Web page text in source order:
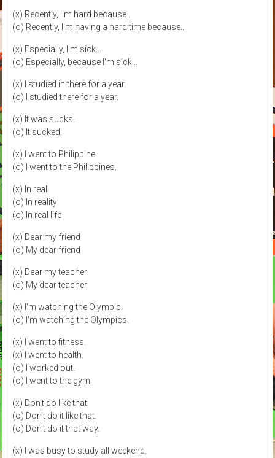
(x) Recently, I'm hard because...
(o) Recently, I'm having a hard time because...
(x) Especially, I'm sick...
(o) Especially, because I'm sick...
(x) I studied in there for a year.
(o) I studied there for a year.
(x) It was sucks.
(o) It sucked.
(x) I went to Philippine.
(o) I went to the Philippines.
(x) In real
(o) In reality
(o) In real life
(x) Dear my friend
(o) My dear friend
(x) Dear my teacher
(o) My dear teacher
(x) I'm watching the Olympic.
(o) I'm watching the Olympics.
(x) I went to fitness.
(x) I went to health.
(o) I worked out.
(o) I went to the gym.
(x) Don't do like that.
(o) Don't do it like that.
(o) Don't do it that way.
(x) I was busy to study all weekend.